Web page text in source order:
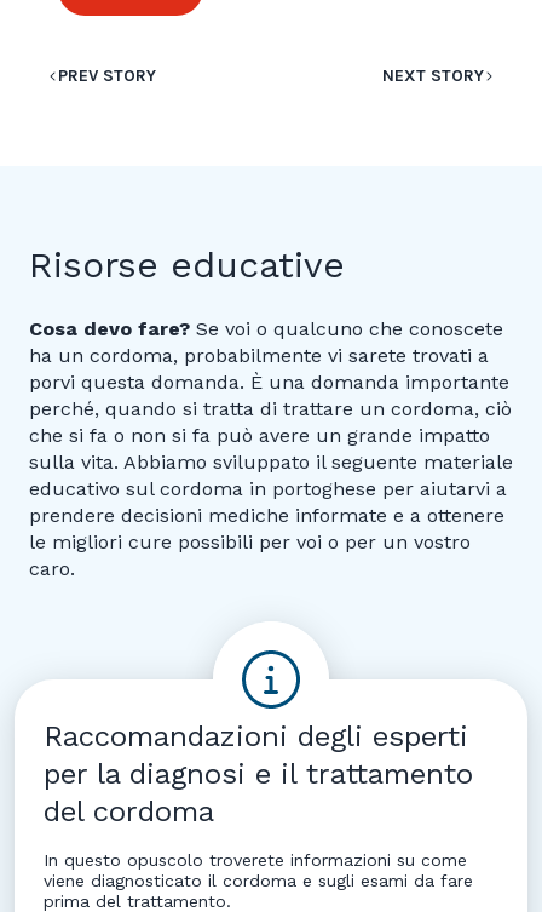
PREV STORY NEXT STORY
Risorse educative
Cosa devo fare? Se voi o qualcuno che conoscete
ha un cordoma, probabilmente vi sarete trovati a
porvi questa domanda. È una domanda importante
perché, quando si tratta di trattare un cordoma, ciò
che si fa o non si fa può avere un grande impatto
sulla vita. Abbiamo sviluppato il seguente materiale
educativo sul cordoma in portoghese per aiutarvi a
prendere decisioni mediche informate e a ottenere
le migliori cure possibili per voi o per un vostro
caro.
Raccomandazioni degli esperti
per la diagnosi e il trattamento
del cordoma
In questo opuscolo troverete informazioni su come
viene diagnosticato il cordoma e sugli esami da fare
prima del trattamento.